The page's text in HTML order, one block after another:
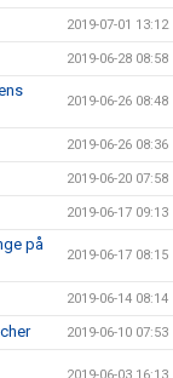
2019-07-01 13:12
2019-06-28 08:58
2019-06-26 08:48
2019-06-26 08:36
2019-06-20 07:58
2019-06-17 09:13
på
2019-06-17 08:15
2019-06-14 08:14
2019-06-10 07:53